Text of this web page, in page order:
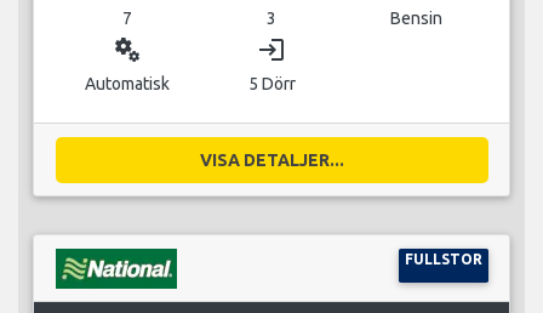
7 3 Bensin
miscellaneous_services
Automatisk
login
5 Dörr
VISA DETALJER...
FULLSTOR